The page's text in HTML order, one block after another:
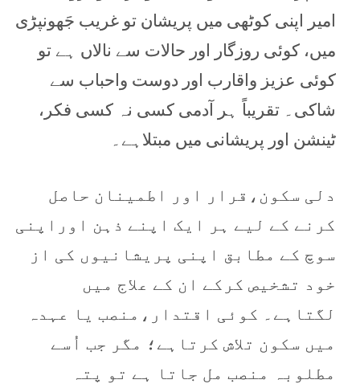
امیر اپنی کوٹھی میں پریشان تو غریب جَھونپڑی
میں، کوئی روزگار اور حالات سے نالاں ہے تو
کوئی عزیز واقارب اور دوست واحباب سے
شاکی۔ تقریباً ہر آدمی کسی نہ کسی فکر،
ٹینشن اور پریشانی میں مبتلاہے۔
دلی سکون،قرار اور اطمینان حاصل
کرنے کے لیے ہر ایک اپنے ذہن اوراپنی
سوچ کے مطابق اپنی پریشانیوں کی از
خود تشخیص کرکے ان کے علاج میں
لگتاہے۔ کوئی اقتدار،منصب یا عہدہ
میں سکون تلاش کرتاہے؛ مگر جب اُسے
مطلوبہ منصب مل جاتا ہے تو پتہ